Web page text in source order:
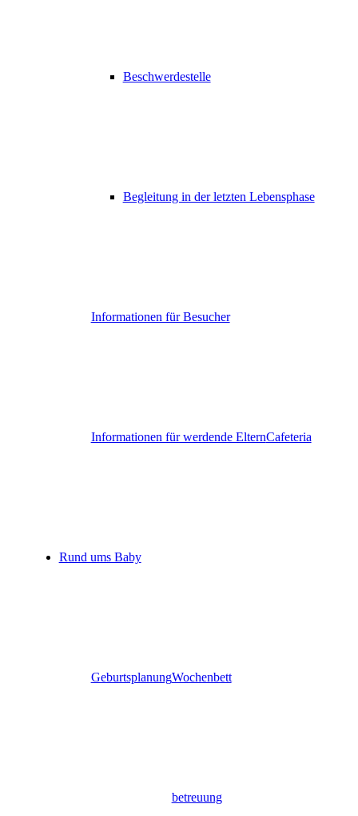
Beschwerdestelle
Begleitung in der letzten Lebensphase
Informationen für Besucher
Informationen für werdende ElternCafeteria
Rund ums Baby
GeburtsplanungWochenbett
betreuung